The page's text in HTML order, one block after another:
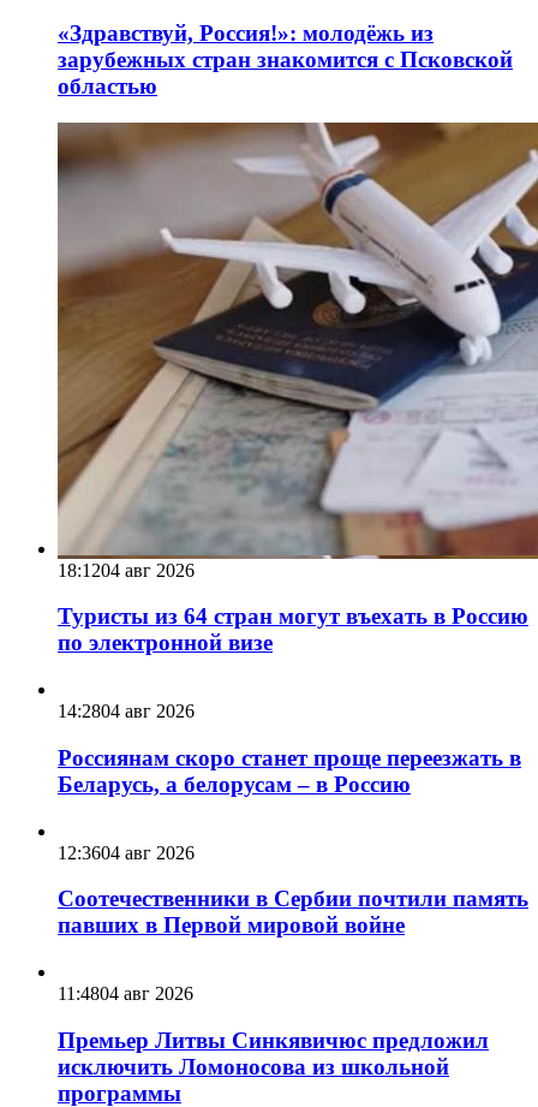
«Здравствуй, Россия!»: молодёжь из
зарубежных стран знакомится с Псковской
областью
18:1204 авг 2026
Туристы из 64 стран могут въехать в Россию
по электронной визе
14:2804 авг 2026
Россиянам скоро станет проще переезжать в
Беларусь, а белорусам – в Россию
12:3604 авг 2026
Соотечественники в Сербии почтили память
павших в Первой мировой войне
11:4804 авг 2026
Премьер Литвы Синкявичюс предложил
исключить Ломоносова из школьной
программы